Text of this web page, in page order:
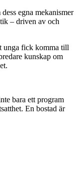
egna mekanismer
– driven av och
unga fick komma till
kunskap om
bara ett program
En bostad är